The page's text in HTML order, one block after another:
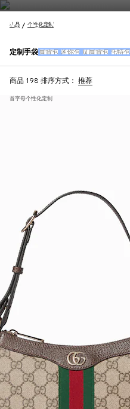
礼品 个性化定制
定制手袋 肩背包 迷你包 双肩背包 托特包
商品 198 排序方式： 推荐
首字母个性化定制